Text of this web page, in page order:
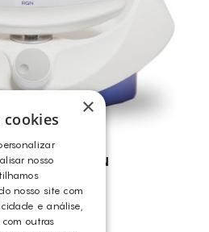
DEEP CARE RGN
INDIBA
×
cookies
nosso
nosso site com
e análise,
outras